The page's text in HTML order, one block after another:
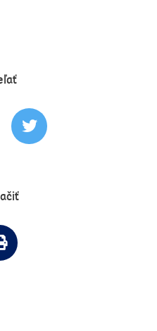
článok na Facebooku
Tweetovať článok
článok